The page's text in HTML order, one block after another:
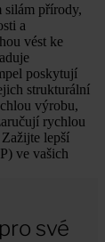
silám přírody,
a
vést ke
poskytují
strukturální
výrobu,
rychlou
lepší
ve vašich
své